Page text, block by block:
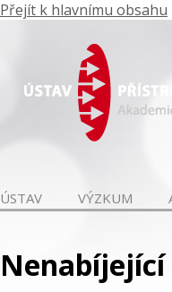
Přejít k hlavnímu obsahu
ÚSTAV VÝZKUM